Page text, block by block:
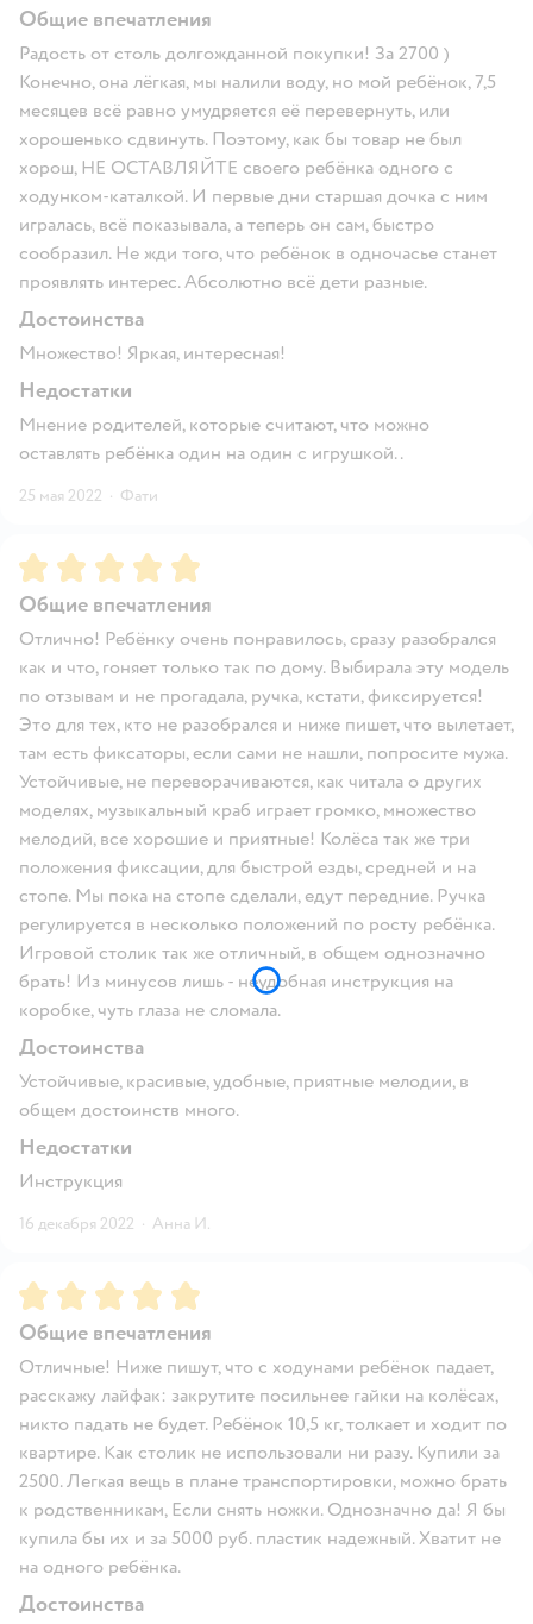
Общие впечатления
Радость от столь долгожданной покупки! За 2700 )
Конечно, она лёгкая, мы налили воду, но мой ребёнок, 7,5
месяцев всё равно умудряется еë перевернуть, или
хорошенько сдвинуть. Поэтому, как бы товар не был
хорош, НЕ ОСТАВЛЯЙТЕ своего ребёнка одного с
ходунком-каталкой. И первые дни старшая дочка с ним
игралась, всё показывала, а теперь он сам, быстро
сообразил. Не жди того, что ребёнок в одночасье станет
проявлять интерес. Абсолютно всё дети разные.
Достоинства
Множество! Яркая, интересная!
Недостатки
Мнение родителей, которые считают, что можно
оставлять ребёнка один на один с игрушкой..
25 мая 2022 · Фати
Рейтинг:5
Общие впечатления
Отлично! Ребёнку очень понравилось, сразу разобрался
как и что, гоняет только так по дому. Выбирала эту модель
по отзывам и не прогадала, ручка, кстати, фиксируется!
Это для тех, кто не разобрался и ниже пишет, что вылетает,
там есть фиксаторы, если сами не нашли, попросите мужа.
Устойчивые, не переворачиваются, как читала о других
моделях, музыкальный краб играет громко, множество
мелодий, все хорошие и приятные! Колёса так же три
положения фиксации, для быстрой езды, средней и на
стопе. Мы пока на стопе сделали, едут передние. Ручка
регулируется в несколько положений по росту ребёнка.
Игровой столик так же отличный, в общем однозначно
брать! Из минусов лишь - неудобная инструкция на
коробке, чуть глаза не сломала.
Достоинства
Устойчивые, красивые, удобные, приятные мелодии, в
общем достоинств много.
Недостатки
Инструкция
16 декабря 2022 · Анна И.
Рейтинг:5
Общие впечатления
Отличные! Ниже пишут, что с ходунами ребёнок падает,
расскажу лайфак: закрутите посильнее гайки на колёсах,
никто падать не будет. Ребёнок 10,5 кг, толкает и ходит по
квартире. Как столик не использовали ни разу. Купили за
2500. Легкая вещь в плане транспортировки, можно брать
к родственникам, Если снять ножки. Однозначно да! Я бы
купила бы их и за 5000 руб. пластик надежный. Хватит не
на одного ребёнка.
Достоинства